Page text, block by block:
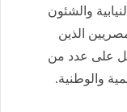
والشئون
الذين
على عدد من
والوطنية.